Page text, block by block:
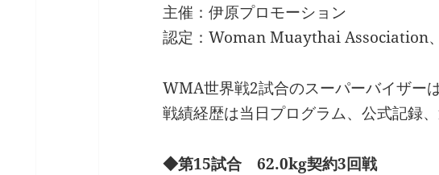
主催：伊原プロモーション
認定：Woman Muaythai Association
WMA世界戦2試合のスーパーバイザー
戦績経歴は当日プログラム、公式記録
◆第15試合 62.0kg契約3回戦